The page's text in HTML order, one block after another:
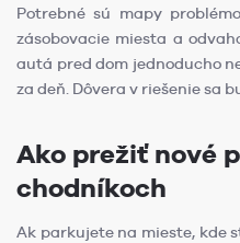
Potrebné sú mapy
zásobovacie miesta a
autá pred dom jednoducho
za deň. Dôvera v riešenie sa
Ako prežiť nové
chodníkoch
Ak parkujete na mieste, kde